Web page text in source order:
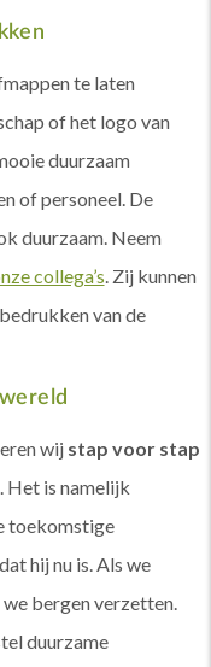
te laten
of het logo van
duurzaam
of personeel. De
duurzaam. Neem
collega’s. Zij kunnen
van de
wij stap voor stap
. Het is namelijk
toekomstige
hij nu is. Als we
bergen verzetten.
duurzame